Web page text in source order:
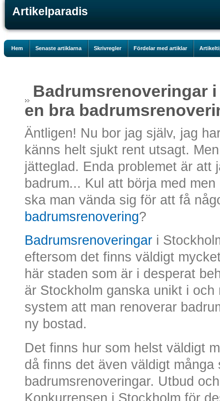
Artikelparadis
Hem Senaste artiklarna Skrivregler Fördelar med artiklar
Badrumsrenoveringar
en bra
Äntligen! Nu bor jag själv, jag
känns helt sjukt rent utsagt.
jätteglad. Enda problemet är att
badrum... Kul att börja med
ska man vända sig för att få
badrumsrenovering?
Badrumsrenoveringar i
eftersom det finns väldigt
här staden som är i desperat
är Stockholm ganska unikt i
system att man renoverar
ny bostad.
Det finns hur som helst väldigt
då finns det även väldigt många
badrumsrenoveringar. Utbud
Konkurrensen i Stockholm för